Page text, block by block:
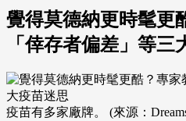
覺得莫德納更時髦更
「倖存者偏差」等三
疫苗有多家廠牌。 (來源：